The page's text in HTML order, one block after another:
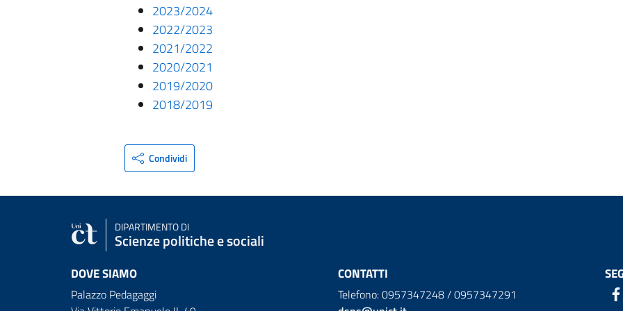
2023/2024
2022/2023
2021/2022
2020/2021
2019/2020
2018/2019
Condividi
DIPARTIMENTO DI
Scienze politiche e sociali
DOVE SIAMO
Palazzo Pedagaggi
CONTATTI
Telefono: 0957347248 / 0957347291